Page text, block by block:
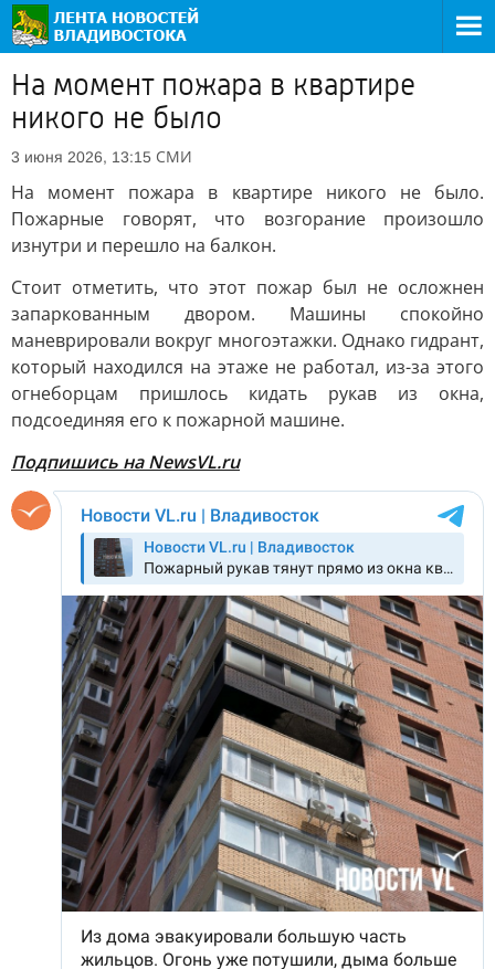
На момент пожара в квартире
никого не было
3 июня 2026, 13:15 СМИ
На момент пожара в квартире никого не было.
Пожарные говорят, что возгорание произошло
изнутри и перешло на балкон.
Стоит отметить, что этот пожар был не осложнен
запаркованным двором. Машины спокойно
маневрировали вокруг многоэтажки. Однако гидрант,
который находился на этаже не работал, из-за этого
огнеборцам пришлось кидать рукав из окна,
подсоединяя его к пожарной машине.
Подпишись на NewsVL.ru